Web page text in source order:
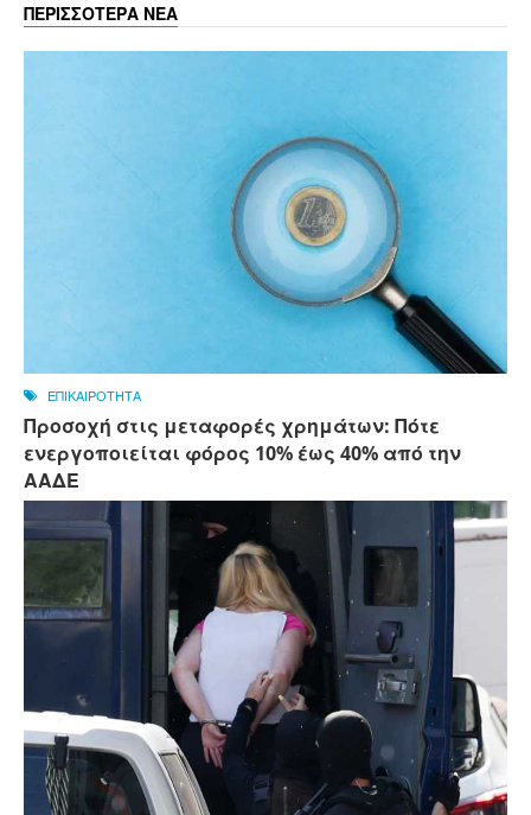
ΠΕΡΙΣΣΟΤΕΡΑ ΝΕΑ
ΕΠΙΚΑΙΡΟΤΗΤΑ
Προσοχή στις μεταφορές χρημάτων: Πότε
ενεργοποιείται φόρος 10% έως 40% από την
ΑΑΔΕ